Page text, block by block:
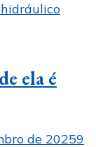
ela é
de 20259